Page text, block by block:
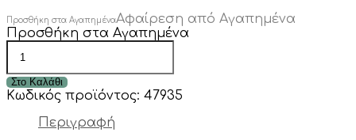
Προσθήκη στα ΑγαπημέναΑφαίρεση από Αγαπημένα
Προσθήκη στα Αγαπημένα
Καπέλο
με
διακοσμητικά
αυτιά
και
πέρλες
ποσότητα
Στο Καλάθι
Κωδικός προϊόντος: 47935
Περιγραφή